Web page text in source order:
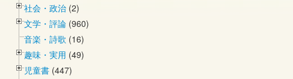
社会・政治 (2)
文学・評論 (960)
音楽・詩歌 (16)
趣味・実用 (49)
児童書 (447)